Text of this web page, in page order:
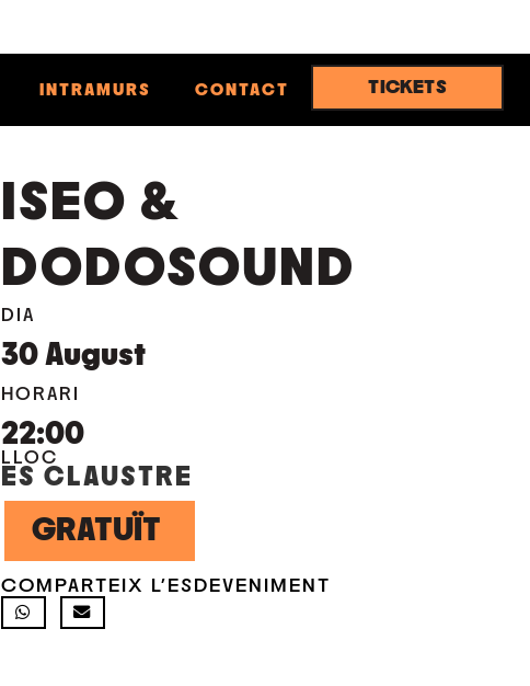
INTRAMURS CONTACT TICKETS
ISEO &
DODOSOUND
DIA
30 August
HORARI
22:00
LLOC
ES CLAUSTRE
GRATUÏT
COMPARTEIX L'ESDEVENIMENT